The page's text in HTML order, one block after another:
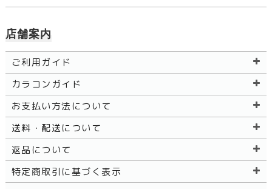
店舗案内
ご利用ガイド
カラコンガイド
お支払い方法について
送料・配送について
返品について
特定商取引に基づく表示